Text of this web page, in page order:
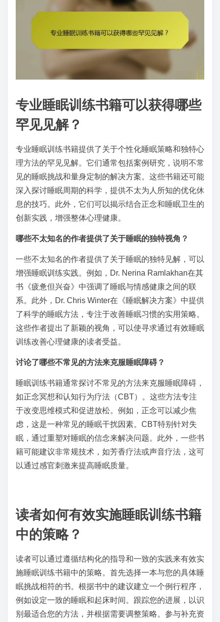
专业睡眠训练书籍可以获得哪些
罕见见解？
专业睡眠训练书籍提供了关于个性化睡眠策略和独特心
理方法的罕见见解。它们通常包括案例研究，说明不常
见的睡眠挑战和量身定制的解决方案。这些书籍还可能
深入探讨睡眠周期的科学，提供不太为人所知的优化休
息的技巧。此外，它们可以揭示结合正念和睡眠卫生的
创新实践，增强整体心理健康。
哪些不太知名的作者提供了关于睡眠的独特视角？
一些不太知名的作者提供了关于睡眠的独特见解，可以
增强睡眠训练实践。例如，Dr. Nerina Ramlakhan在其
书《疲惫但兴奋》中强调了睡眠与情感健康之间的联
系。此外，Dr. Chris Winter在《睡眠解决方案》中提供
了科学的睡眠方法，专注于改善睡眠习惯的实用策略。
这些作者提出了新颖的视角，可以使寻求通过有效睡眠
训练改善心理健康的读者受益。
讨论了哪些不常见的方法来克服睡眠障碍？
睡眠训练书籍通常探讨不常见的方法来克服睡眠障碍，
如正念冥想和认知行为疗法（CBT）。这些方法专注
于改变思维模式和促进放松。例如，正念可以减少焦
虑，这是一种常见的睡眠干扰因素。CBT特别针对失
眠，通过重塑对睡眠的信念来解决问题。此外，一些书
籍可能建议非常规技术，如芳香疗法或声音疗法，这可
以通过感官刺激来提高睡眠质量。
读者如何有效实施睡眠训练书籍